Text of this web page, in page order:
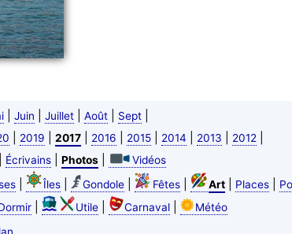
| Juin Juillet| Août| Sept|
2019 2017| 2016 2015| 2014 2013 2012
Écrivains| Photos|
Vidéos
| Îles| Gondole| Fêtes| Art| Places|
| Utile| Carnaval|
Météo